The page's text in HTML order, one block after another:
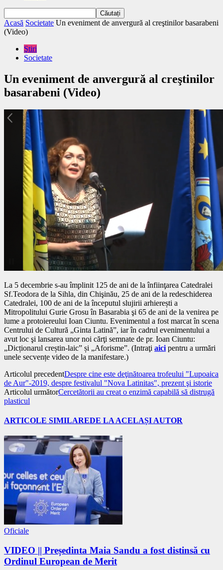
Acasă Societate Un eveniment de anvergură al creştinilor basarabeni
(Video)
Ştiri
Societate
Un eveniment de anvergură al creştinilor
basarabeni (Video)
La 5 decembrie s-au împlinit 125 de ani de la înfiinţarea Catedralei
Sf.Teodora de la Sihla, din Chişinău, 25 de ani de la redeschiderea
Catedralei, 100 de ani de la începutul slujirii arhierești a
Mitropolitului Gurie Grosu în Basarabia şi 65 de ani de la venirea pe
lume a protoiereului Ioan Ciuntu. Evenimentul a fost marcat în scena
Centrului de Cultură „Ginta Latină”, iar în cadrul evenimentului a
avut loc şi lansarea unor noi cărţi semnate de pr. Ioan Ciuntu:
„Dicționarul creștin-laic” și „Aforisme”. (Intraţi aici pentru a urmări
unele secvențe video de la manifestare.)
Articolul precedentDespre cine este deţinătoarea trofeului "Lupoaica
de Aur"-2019, despre festivalul "Nova Latinitas", prezent şi istorie
Articolul următorCercetătorii au creat o enzimă capabilă să distrugă
plasticul
ARTICOLE SIMILAREDE LA ACELAȘI AUTOR
Oficiale
VIDEO || Președinta Maia Sandu a fost distinsă cu
Ordinul European de Merit